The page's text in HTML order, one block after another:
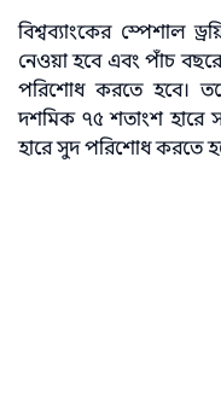
বিশ্বব্যাংকের স্পেশাল
নেওয়া হবে এবং পাঁচ
পরিশোধ করতে হবে।
দশমিক ৭৫ শতাংশ হারে
হারে সুদ পরিশোধ করতে